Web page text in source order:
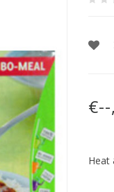
Heat